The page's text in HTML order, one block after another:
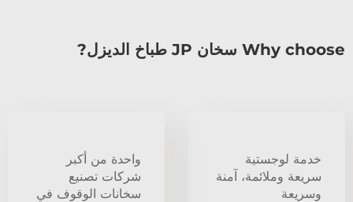
Why choose سخان JP طباخ الديزل?
خدمة لوجستية
سريعة وملائمة، آمنة
وسريعة
واحدة من أكبر
شركات تصنيع
سخانات الوقوف في